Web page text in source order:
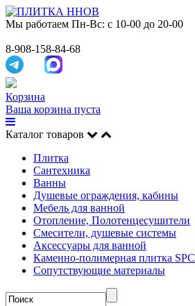
Мы работаем Пн-Вс: с 10-00 до 20-00
8-908-158-84-68
Корзина
Ваша корзина пуста
Каталог товаров
Плитка
Сантехника
Ванны
Душевые ограждения, кабины
Мебель для ванной
Отопление, Полотенцесушители
Смесители, душевые системы
Аксессуары для ванной
Каменно-полимерная плитка SPC
Сопутствующие материалы